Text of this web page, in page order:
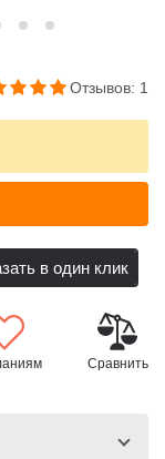
Отзывов: 1
Сравнить